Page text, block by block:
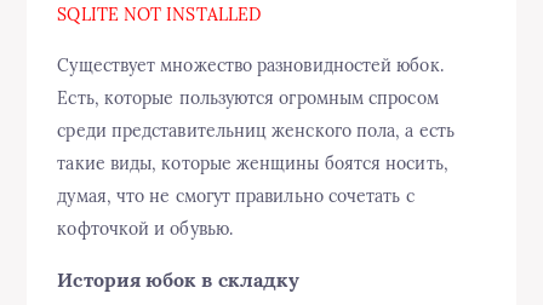
SQLITE NOT INSTALLED
Существует множество разновидностей юбок.
Есть, которые пользуются огромным спросом
среди представительниц женского пола, а есть
такие виды, которые женщины боятся носить,
думая, что не смогут правильно сочетать с
кофточкой и обувью.
История юбок в складку